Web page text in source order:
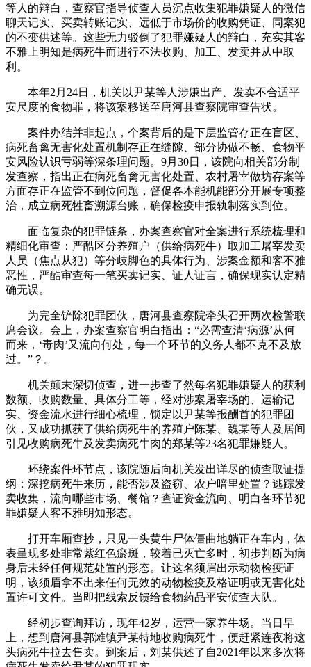
等人的辩白，查察官指导侦查人员沉点收集犯罪嫌疑人的微信
聊天记实、买卖转账记实、远低于市场价的收购凭证、同案犯
的不变供述等。这些无力驳倒了犯罪嫌疑人的辩白，充实其客
不雅上明知是病死牛而进行不法收购、加工、发卖并从中取
利。
本年2月24日，机关以尹某等人涉嫌出产、发卖不合适平
安尺度的食物罪，将该案移送至唐河县查察院审查告状。
案件办结并非起点，个案背后的是下层监管存正在盲区、
病死畜禽无害化处置机制存正在缝隙、部分协做不畅、食物平
安风险认识亏弱等深条理问题。9月30日，该院向相关部分制
发查察，指出正在病死畜禽无害化处置、农村屠宰做坊存案等
方面存正在监管不到位问题，督促各本能机能部分开展专项整
治，成立病死牲畜溯源台账，确保检疫申报轨制落实到位。
面临复杂的犯罪链条，办案查察官对全案进行系统梳理和
精细化审查：严酷区分养殖户（供给病死牛）取加工屠宰发卖
人员（焦点从犯）等分歧脚色的具体行为、涉案金额和客不雅
恶性，严酷审查每一笔买卖记实、证人证言，确保现实认定精
确无误。
为完全铲除犯罪团伙，唐河县查察院牵头召开两次检警联
席会议。会上，办案查察官明白指出：“必需查清‘病源’从何
而来，‘毒肉’又流向何处，每一个环节的义务人都不克不及放
过。”？。
机关颠末深切侦查，进一步查了然每名犯罪嫌疑人的获利
数额、收购数量、具体分工等，经对涉案屠宰场的、运输记
实、资金流水进行细心梳理，锁定以尹某等报酬首的犯罪团
伙，又成功抓获了供给病死牛的养殖户陈某、魏某等人及居间
引见收购病死牛及发卖病死牛肉的郑某等23名犯罪嫌疑人。
环绕案件环节点，该院随后向机关发出详尽的侦查取证提
纲：深挖病死牛来历，能否涉及盗窃、农户暗里处置？逃踪发
卖收集，流向哪些市场、餐馆？查证资金流向、明白各环节犯
罪嫌疑人客不雅明知形态。
打开车厢查抄，只见一头黄牛尸体僵曲地躺正在车内，体
表呈现多处非常紫红色瘀斑，较着已灭亡多时，初步判断为病
身后未经任何规范处置的形态。让这名须眉出示动物检疫证
明，该须眉拿不出来任何无效的动物检疫及格证明或无害化处
置许可文件。当即把线索反馈给食物药品平安侦查大队。
经初步查询拜访，现年42岁，运营一家养牛场。当日早
上，想到唐河县郭滩镇尹某特地收购病死牛，便赶紧连夜将这
头病死牛拉去售卖。到案后，刘某供述了自2021年以来多次将